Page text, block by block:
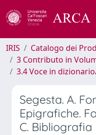
IRIS
Catalogo dei
3 Contributo in
3.4 Voce in
Segesta. A.
Epigrafiche.
C. Bibliografia